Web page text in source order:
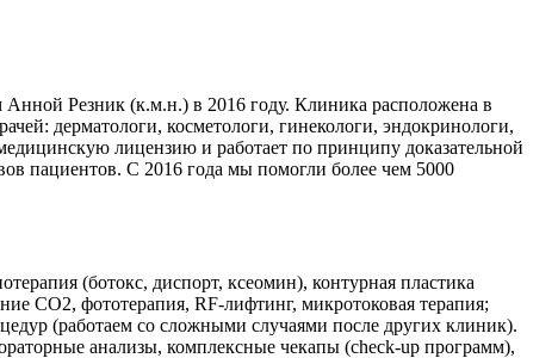
Резник (к.м.н.) в 2016 году. Клиника расположена в
дерматологи, косметологи, гинекологи, эндокринологи,
лицензию и работает по принципу доказательной
пациентов. С 2016 года мы помогли более чем 5000
(ботокс, диспорт, ксеомин), контурная пластика
CO2, фототерапия, RF-лифтинг, микротоковая терапия;
(работаем со сложными случаями после других клиник).
анализы, комплексные чекапы (check-up программ),